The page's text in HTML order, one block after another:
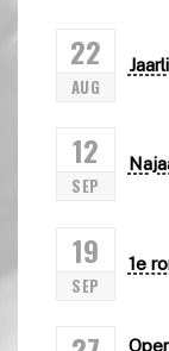
22
AUG
12
SEP
19
SEP
1e